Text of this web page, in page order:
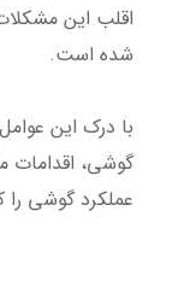
اقلب این
شده است.
با درک این
گوشی، اقدامات
عملکرد گوشی